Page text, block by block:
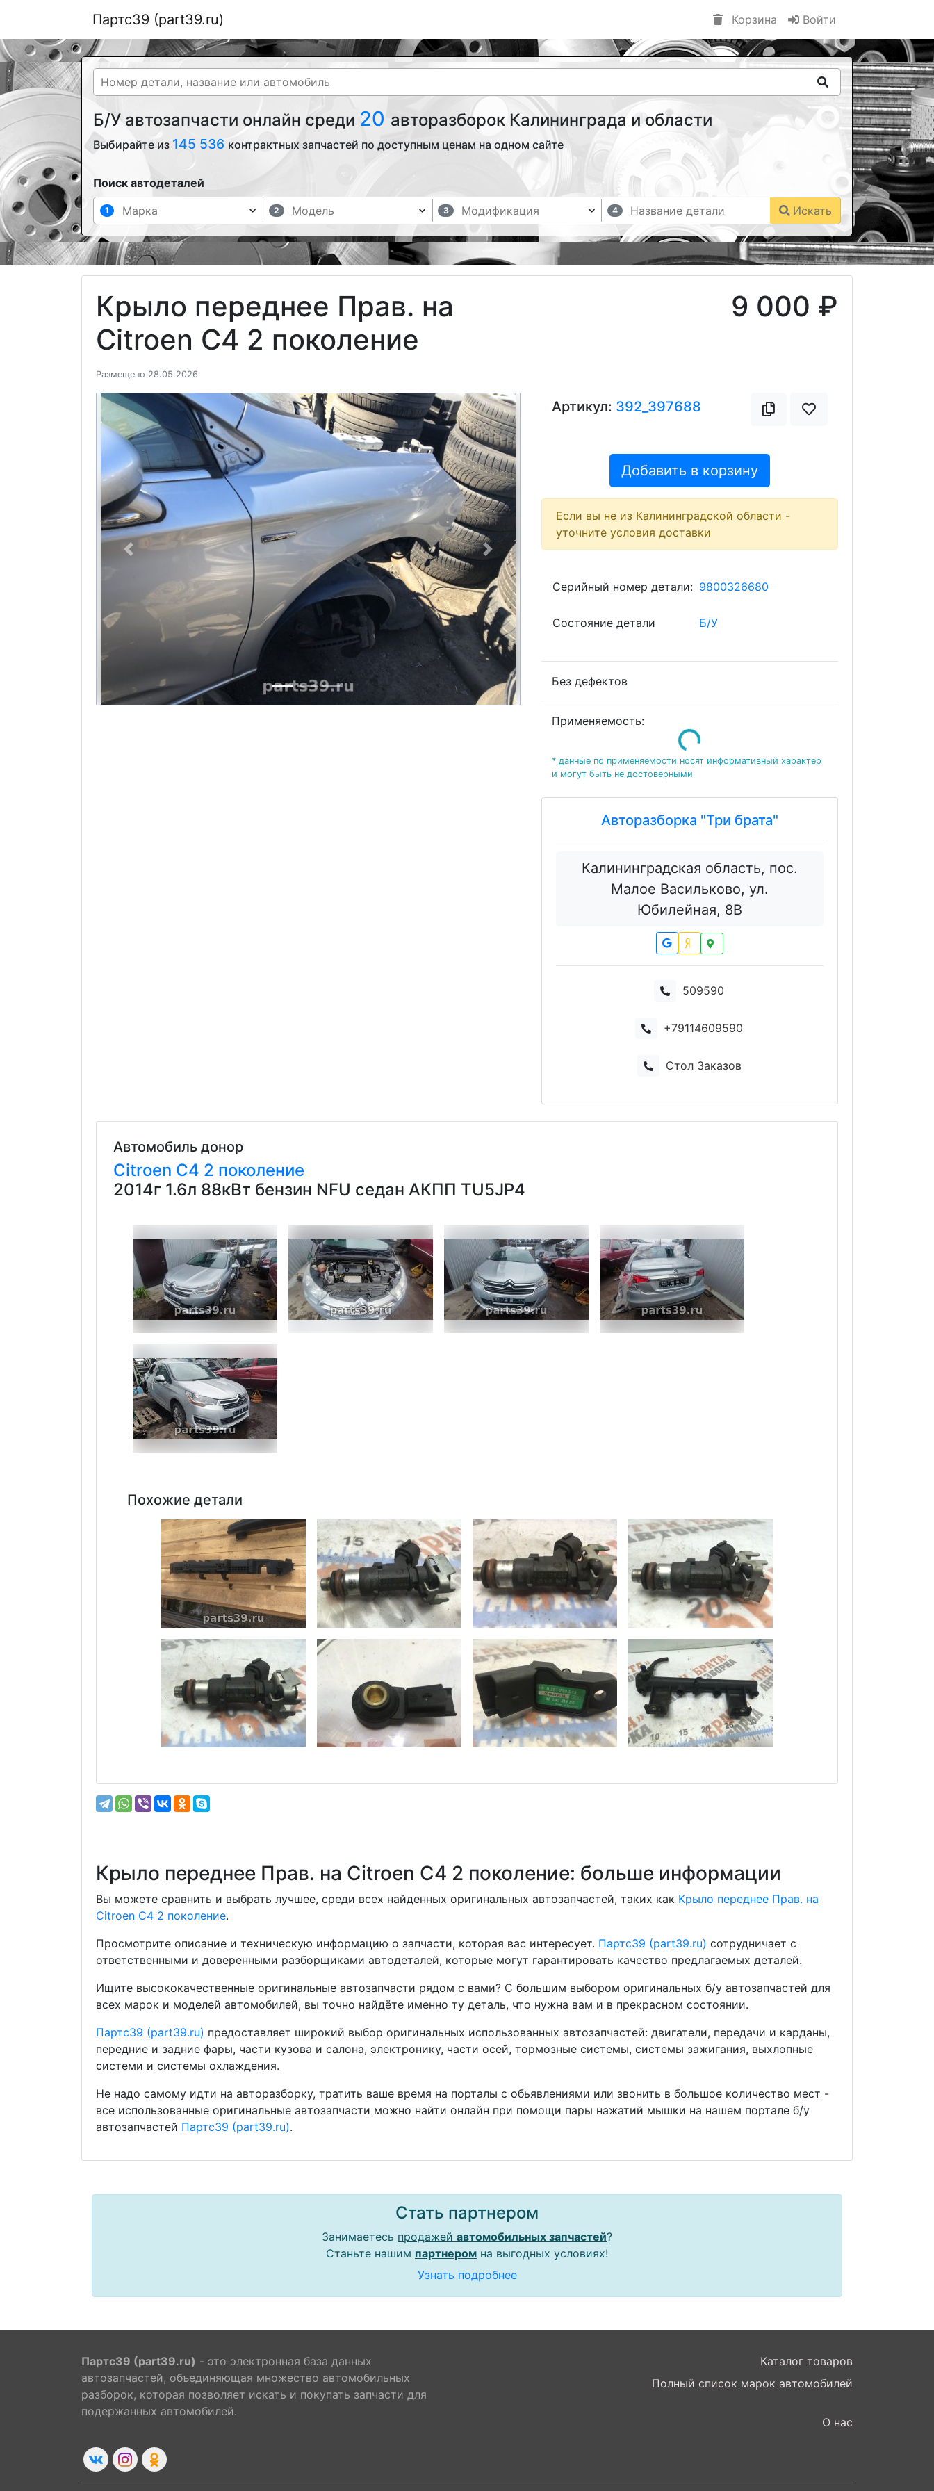
Партс39 (part39.ru) Корзина Войти
Б/У автозапчасти онлайн среди 20 авторазборок Калининграда и области
Выбирайте из 145 536 контрактных запчастей по доступным ценам на одном сайте
Поиск автодеталей
1 2 3 4 Искать
Крыло переднее Прав. на
Citroen C4 2 поколение
Размещено 28.05.2026
9 000 ₽
Previous Next
Артикул: 392_397688
Добавить в корзину
Если вы не из Калининградской области -
уточните условия доставки
Серийный номер детали: 9800326680
Состояние детали Б/У
Без дефектов
Применяемость: Loading...
* данные по применяемости носят информативный характер
и могут быть не достоверными
Авторазборка "Три брата"
Калининградская область, пос.
Малое Васильково, ул.
Юбилейная, 8В
509590
+79114609590
Стол Заказов
Автомобиль донор
Citroen C4 2 поколение
2014г 1.6л 88кВт бензин NFU седан АКПП TU5JP4
Похожие детали
Крыло переднее Прав. на Citroen C4 2 поколение: больше информации
Вы можете сравнить и выбрать лучшее, среди всех найденных оригинальных автозапчастей, таких как Крыло переднее Прав. на
Citroen C4 2 поколение.
Просмотрите описание и техническую информацию о запчасти, которая вас интересует. Партс39 (part39.ru) сотрудничает с
ответственными и доверенными разборщиками автодеталей, которые могут гарантировать качество предлагаемых деталей.
Ищите высококачественные оригинальные автозапчасти рядом с вами? С большим выбором оригинальных б/у автозапчастей для
всех марок и моделей автомобилей, вы точно найдёте именно ту деталь, что нужна вам и в прекрасном состоянии.
Партс39 (part39.ru) предоставляет широкий выбор оригинальных использованных автозапчастей: двигатели, передачи и карданы,
передние и задние фары, части кузова и салона, электронику, части осей, тормозные системы, системы зажигания, выхлопные
системи и системы охлаждения.
Не надо самому идти на авторазборку, тратить ваше время на порталы с обьявлениями или звонить в большое количество мест -
все использованные оригинальные автозапчасти можно найти онлайн при помощи пары нажатий мышки на нашем портале б/у
автозапчастей Партс39 (part39.ru).
Стать партнером
Занимаетесь продажей автомобильных запчастей?
Станьте нашим партнером на выгодных условиях!
Узнать подробнее
Партс39 (part39.ru) - это электронная база данных
автозапчастей, объединяющая множество автомобильных
разборок, которая позволяет искать и покупать запчасти для
подержанных автомобилей.
Каталог товаров
Полный список марок автомобилей
О нас